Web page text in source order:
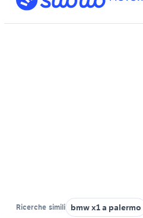
Ricerche simili bmw x1 a palermo